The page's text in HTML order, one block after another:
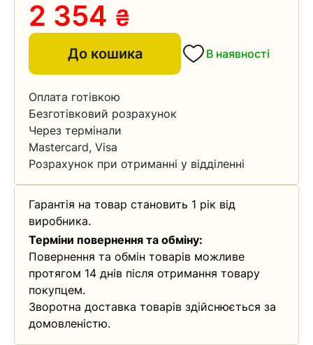
2 354 ₴
До кошика В наявності
Оплата готівкою
Безготівковий розрахунок
Через термінали
Mastercard, Visa
Розрахунок при отриманні у відділенні
Гарантія на товар становить 1 рік від
виробника.
Терміни повернення та обміну:
Повернення та обмін товарів можливе
протягом 14 днів після отримання товару
покупцем.
Зворотна доставка товарів здійснюється за
домовленістю.